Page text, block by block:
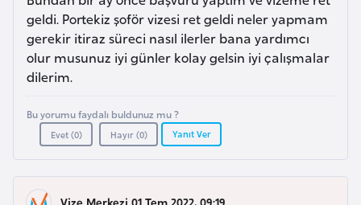
ş
l
e
l
e
r
i
geldi. Portekiz şoför vizesi ret geldi neler yapmam
gerekir itiraz süreci nasıl ilerler bana yardımcı
olur musunuz iyi günler kolay gelsin iyi çalışmalar
dilerim.
Bu yorumu faydalı buldunuz mu ?
Evet (0) Hayır (0) Yanıt Ver
Vize Merkezi 01 Tem 2022, 09:19
t
u
r
y
a
z
e